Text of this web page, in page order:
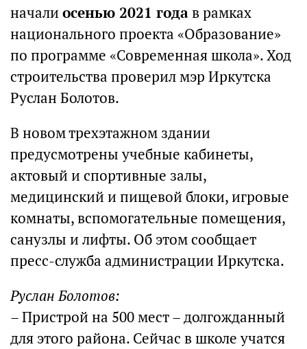
начали осенью 2021 годав рамках
национального проекта «Образование»
по программе «Современная школа». Ход
строительства проверил мэр Иркутска
Руслан Болотов.
В новом трехэтажном здании
предусмотрены учебные кабинеты,
актовый и спортивные залы,
медицинский и пищевой блоки, игровые
комнаты, вспомогательные помещения,
санузлы и лифты. Об этом сообщает
пресс-служба администрации Иркутска.
Руслан Болотов:
– Пристрой на 500 мест – долгожданный
для этого района. Сейчас в школе учатся